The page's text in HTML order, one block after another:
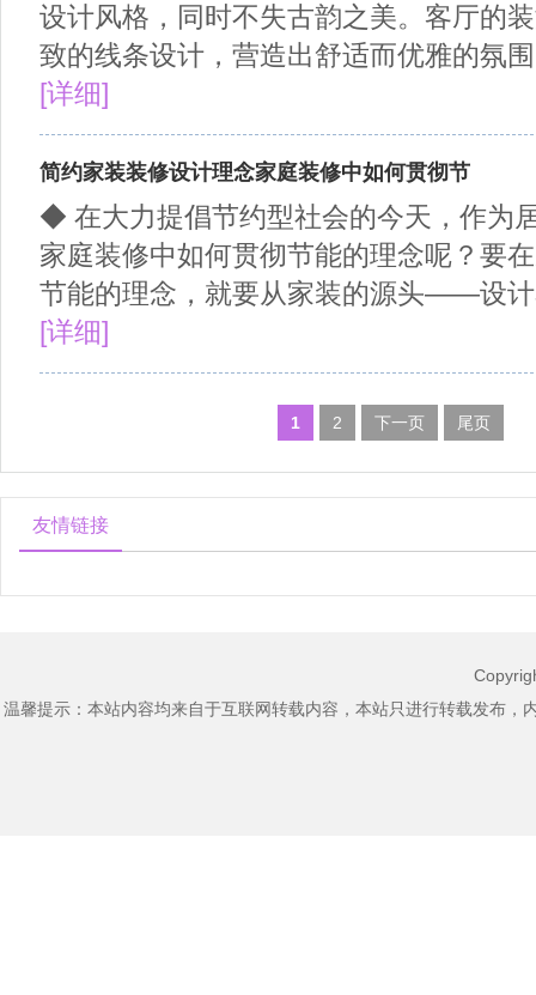
设计风格，同时不失古韵之美。客厅的
致的线条设计，营造出舒适而优雅的氛
[详细]
简约家装装修设计理念家庭装修中如何贯彻节
◆ 在大力提倡节约型社会的今天，作为
家庭装修中如何贯彻节能的理念呢？要
节能的理念，就要从家装的源头——设
[详细]
1 2 下一页 尾页
友情链接
温馨提示：本站内容均来自于互联网转载内容，本站只进行转载发布